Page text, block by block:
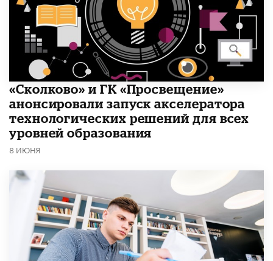
«Сколково» и ГК «Просвещение»
анонсировали запуск акселератора
технологических решений для всех
уровней образования
8 ИЮНЯ